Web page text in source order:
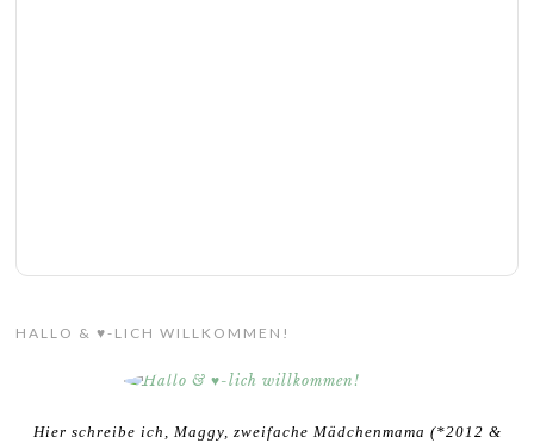
HALLO & ♥-LICH WILLKOMMEN!
Hier schreibe ich, Maggy, zweifache Mädchenmama (*2012 &